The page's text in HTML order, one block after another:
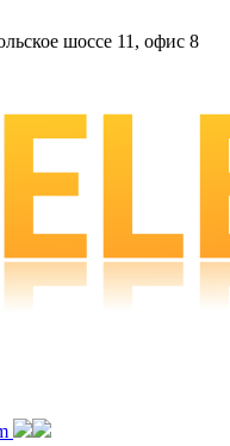
шоссе 11, офис 8